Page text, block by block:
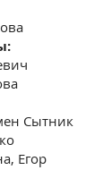
Сытник
Егор